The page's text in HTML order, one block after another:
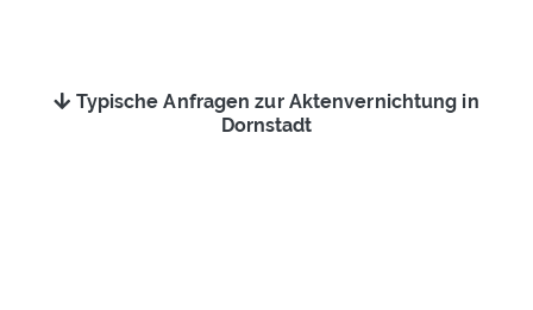
Typische Anfragen zur Aktenvernichtung in
Dornstadt